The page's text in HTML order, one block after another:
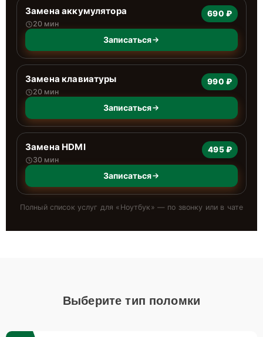
Замена аккумулятора
20 мин
690 ₽
Записаться
Замена клавиатуры
20 мин
990 ₽
Записаться
Замена HDMI
30 мин
495 ₽
Записаться
Полный список услуг для « Ноутбук » — по звонку или в чате
Выберите тип поломки